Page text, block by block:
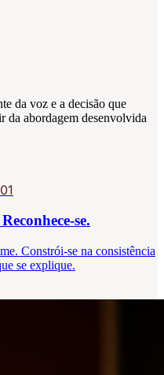
da voz e a decisão que
da abordagem desenvolvida
se.
Constrói-se na consistência
se explique.